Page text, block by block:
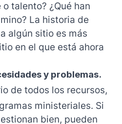
talento? ¿Qué han
La historia de
algún sitio es más
en el que está ahora
y problemas.
de todos los recursos,
ministeriales. Si
bien, pueden